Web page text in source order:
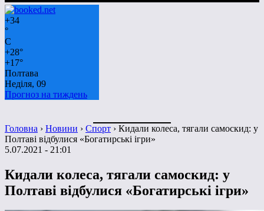
+34
°
C
+28°
+17°
Полтава
Неділя, 09
Прогноз на тиждень
Головна › Новини › Спорт › Кидали колеса, тягали самоскид: у
Полтаві відбулися «Богатирські ігри»
5.07.2021 - 21:01
Кидали колеса, тягали самоскид: у
Полтаві відбулися «Богатирські ігри»